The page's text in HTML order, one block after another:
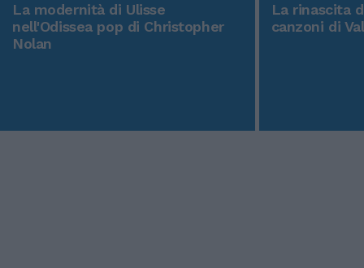
La modernità di Ulisse
nell'Odissea pop di Christopher
Nolan
La rinascita
canzoni di